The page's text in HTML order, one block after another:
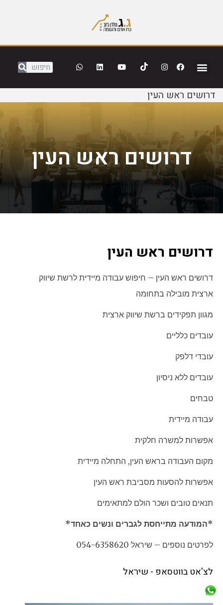
דרושים ראש העין
דרושים ראש העין
דרושים ראש העין
דרושים ראש העין – חיפוש עבודה מיידית לרשת שיווק
ארצית מובילה בתחומה
מגוון תפקידים ברשת שיווק ארצית
עובדים כלליים
עובדי דלפק
עובדים ללא ניסיון
טבחים
עבודה מיידית
אפשרות למשרה חלקית
מקום העבודה בראש העין, התחלה מיידית
אפשרות להסעות מסביבת ראש העין
תנאים טובים ושכר הולם למתאימים
*המודעה מתייחסת לגברים ונשים כאחד*
לפרטים נוספים – שיראל 054-6358620
לצ'אט בווטסאפ - שיראל